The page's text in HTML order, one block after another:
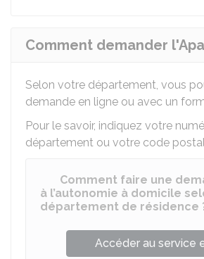
Comment demander
Selon votre département, vous
demande en ligne ou avec un
Pour le savoir, indiquez votre
département ou votre code
Comment faire une
à l’autonomie à domicile
département de résidence
Accéder au service